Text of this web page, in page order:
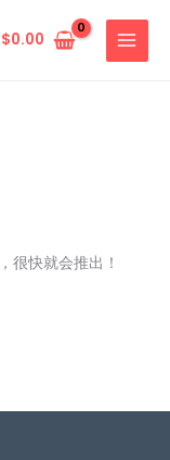
$0.00
很快就会推出！